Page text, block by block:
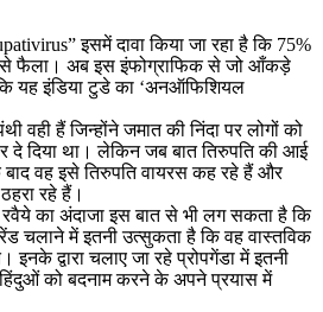
इसमें दावा किया जा रहा है कि 75%
से फैला। अब इस इंफोग्राफिक से जो आँकड़े
कि यह इंडिया टुडे का ‘अनऑफिशियल
वही हैं जिन्होंने जमात की निंदा पर लोगों को
दे दिया था। लेकिन जब बात तिरुपति की आई
बाद वह इसे तिरुपति वायरस कह रहे हैं और
रहे हैं।
का अंदाजा इस बात से भी लग सकता है कि
चलाने में इतनी उत्सुकता है कि वह वास्तविक
इनके द्वारा चलाए जा रहे प्रोपगेंडा में इतनी
को बदनाम करने के अपने प्रयास में